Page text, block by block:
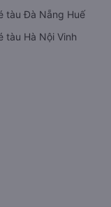
tàu Đà Nẵng Huế
tàu Hà Nội Vinh